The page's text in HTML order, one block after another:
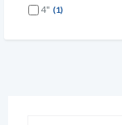
4" (1)